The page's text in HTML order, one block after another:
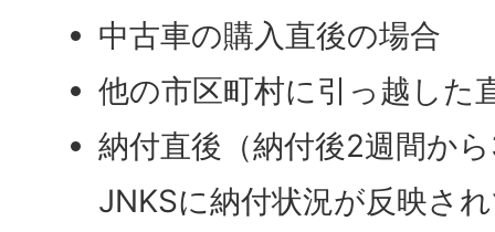
中古車の購入直後の場合
他の市区町村に引っ越した
納付直後（納付後2週間か
JNKSに納付状況が反映さ